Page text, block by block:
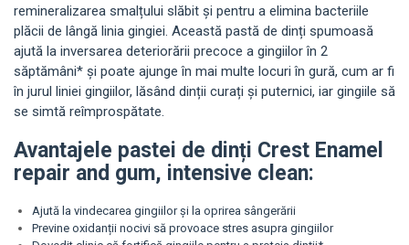
remineralizarea smalțului slăbit și pentru a elimina bacteriile
plăcii de lângă linia gingiei. Această pastă de dinți spumoasă
ajută la inversarea deteriorării precoce a gingiilor în 2
săptămâni* și poate ajunge în mai multe locuri în gură, cum ar fi
în jurul liniei gingiilor, lăsând dinții curați și puternici, iar gingiile să
se simtă reîmprospătate.
Avantajele pastei de dinți Crest Enamel
repair and gum, intensive clean:
Ajută la vindecarea gingiilor și la oprirea sângerării
Previne oxidanții nocivi să provoace stres asupra gingiilor